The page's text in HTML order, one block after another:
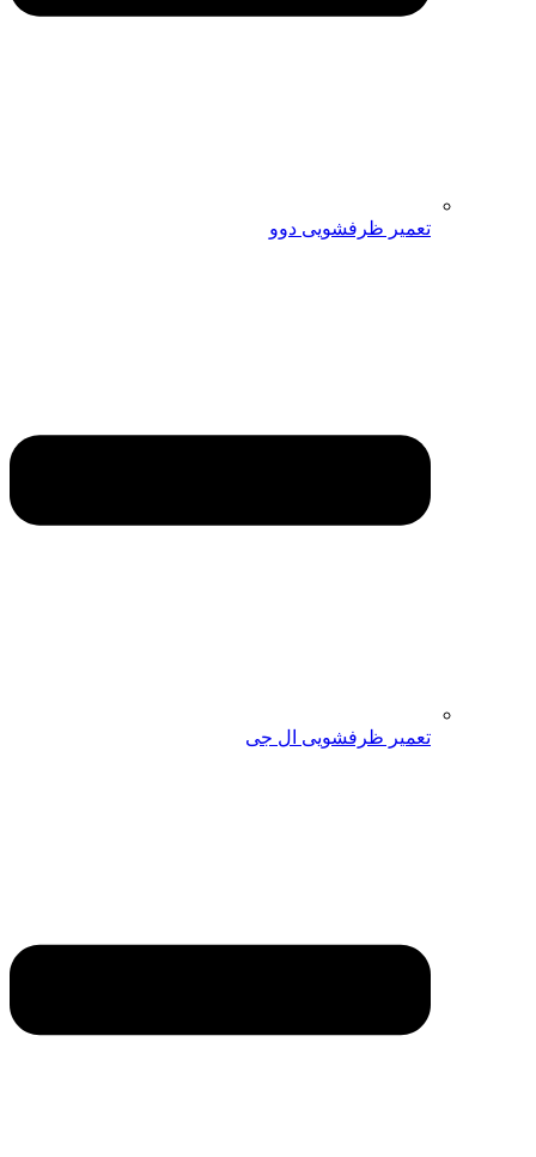
تعمیر ظرفشویی دوو
تعمیر ظرفشویی ال جی